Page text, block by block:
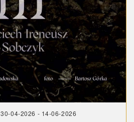
30-04-2026 - 14-06-2026